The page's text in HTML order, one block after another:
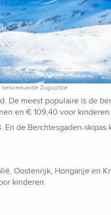
besneeuwde Zugspitze
De meest populaire is de
en € 109,40 voor kinderen.
de Berchtesgaden-
Oostenrijk, Hongarije en
kinderen.